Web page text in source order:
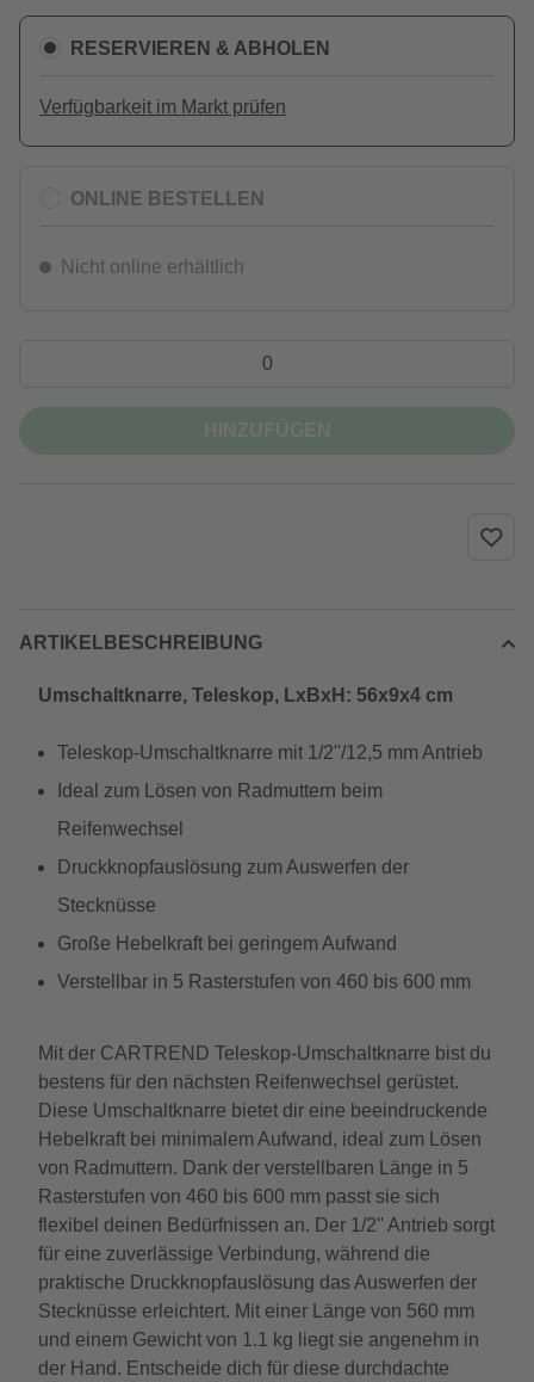
RESERVIEREN & ABHOLEN
Verfügbarkeit im Markt prüfen
ONLINE BESTELLEN
Nicht online erhältlich
ARTIKELBESCHREIBUNG
Umschaltknarre, Teleskop, LxBxH: 56x9x4 cm
Teleskop-Umschaltknarre mit 1/2''/12,5 mm Antrieb
Ideal zum Lösen von Radmuttern beim
Reifenwechsel
Druckknopfauslösung zum Auswerfen der
Stecknüsse
Große Hebelkraft bei geringem Aufwand
Verstellbar in 5 Rasterstufen von 460 bis 600 mm
Mit der CARTREND Teleskop-Umschaltknarre bist du
bestens für den nächsten Reifenwechsel gerüstet.
Diese Umschaltknarre bietet dir eine beeindruckende
Hebelkraft bei minimalem Aufwand, ideal zum Lösen
von Radmuttern. Dank der verstellbaren Länge in 5
Rasterstufen von 460 bis 600 mm passt sie sich
flexibel deinen Bedürfnissen an. Der 1/2'' Antrieb sorgt
für eine zuverlässige Verbindung, während die
praktische Druckknopfauslösung das Auswerfen der
Stecknüsse erleichtert. Mit einer Länge von 560 mm
und einem Gewicht von 1.1 kg liegt sie angenehm in
der Hand. Entscheide dich für diese durchdachte